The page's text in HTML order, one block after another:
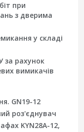
при
з дверима
у складі
за рахунок
вимикачів
GN19-12
роз'єднувач
KYN28A-12,